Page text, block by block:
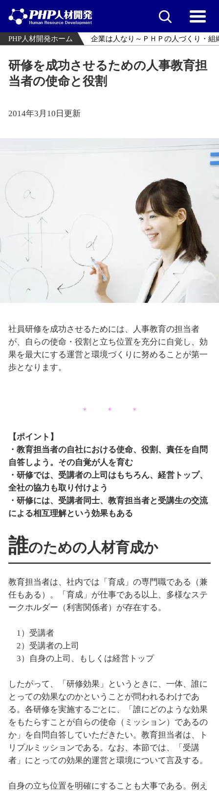
PHP人材開発ホーム 企業は人なり～ＰＨＰの人づくり・組
研修を成功させるための人事教育担
当者の使命と役割
2014年3月10日更新
社員研修を成功させるためには、人事教育の担当者
が、自らの使命・役割と立ち位置を充分に自覚し、効
果を最大にする運営と環境づくりに努めることが第一
歩となります。
＊ ＊ ＊
【ポイント】
・教育担当者の自社における使命、役割、責任を自問
自答しよう。その自覚が人を育む
・研修では、受講者の上司はもちろん、経営トップ、
全社の協力も取り付けよう
・研修には、受講者同士、教育担当者と受講生の交流
による相互理解という効果もある
誰のための人材育成か
教育担当者は、社内では「育成」の専門職である（兼
任もある）。「育成」が仕事である以上、多様なステ
ークホルダー（利害関係者）が存在する。
1）受講者
2）受講者の上司
3）自身の上司、もしくは経営トップ
したがって、「研修効果」というときに、一体、誰に
とっての効果なのかということが問われるわけであ
る。各研修を実施するごとに、「誰にどのような効果
をもたらすことが自らの使命（ミッション）であるの
か」を自問自答していただきたい。教育担当者は、ト
リプルミッションである。なお、本節では、「受講
者」にとっての効果的運営と環境について言及する。
自身の立ち位置を明確にすることも大事である。例え